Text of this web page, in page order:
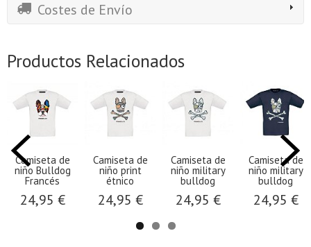
Costes de Envío
Productos Relacionados
Camiseta de
niño Bulldog
Francés
24,95 €
Camiseta de
niño print
étnico
24,95 €
Camiseta de
niño military
bulldog
24,95 €
Camiseta de
niño military
bulldog
24,95 €